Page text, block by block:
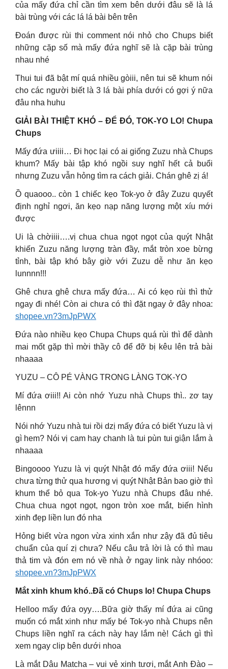
của mấy đứa chỉ cần tìm xem bên dưới đâu sẽ là lá
bài trùng với các lá lá bài bên trên
Đoán được rùi thi comment nói nhỏ cho Chups biết
những cặp số mà mấy đứa nghĩ sẽ là cặp bài trùng
nhau nhé
Thui tui đã bật mí quá nhiều gòiii, nên tui sẽ khum nói
cho các người biết là 3 lá bài phía dưới có gợi ý nữa
đâu nha huhu
GIẢI BÀI THIỆT KHÓ – ĐỂ ĐÓ, TOK-YO LO! Chupa
Chups
Mấy đứa ưiiii… Đi học lại có ai giống Zuzu nhà Chups
khum? Mấy bài tập khó ngồi suy nghĩ hết cả buổi
nhưng Zuzu vẫn hỏng tìm ra cách giải. Chán ghê zị á!
Ồ quaooo.. còn 1 chiếc kẹo Tok-yo ở đây Zuzu quyết
định nghỉ ngơi, ăn kẹo nạp năng lượng một xíu mới
được
Ui là chờiiii….vị chua chua ngọt ngọt của quýt Nhật
khiến Zuzu năng lượng tràn đầy, mắt tròn xoe bừng
tỉnh, bài tập khó bây giờ với Zuzu dễ như ăn kẹo
lunnnn!!!
Ghê chưa ghê chưa mấy đứa… Ai có kẹo rùi thì thử
ngay đi nhé! Còn ai chưa có thì đặt ngay ở đây nhoa:
shopee.vn?3mJpPWX
Đứa nào nhiều kẹo Chupa Chups quá rùi thì để dành
mai mốt gặp thì mời thầy cô để đỡ bị kêu lên trả bài
nhaaaa
YUZU – CÔ PÉ VÀNG TRONG LÀNG TOK-YO
Mí đứa ơiii!! Ai còn nhớ Yuzu nhà Chups thì.. zơ tay
lênnn
Nói nhớ Yuzu nhà tui rồi dzị mấy đứa có biết Yuzu là vị
gì hem? Nói vị cam hay chanh là tui pùn tui giận lắm à
nhaaaa
Bingoooo Yuzu là vị quýt Nhật đó mấy đứa ơiii! Nếu
chưa từng thử qua hương vị quýt Nhật Bản bao giờ thì
khum thể bỏ qua Tok-yo Yuzu nhà Chups đâu nhé.
Chua chua ngọt ngọt, ngon tròn xoe mắt, biến hình
xinh đẹp liền lun đó nha
Hỏng biết vừa ngon vừa xinh xắn như zậy đã đủ tiêu
chuẩn của quí zị chưa? Nếu câu trả lời là có thì mau
thả tim và đón em nó về nhà ở ngay link này nhóoo:
shopee.vn?3mJpPWX
Mắt xinh khum khó..Đã có Chups lo! Chupa Chups
Helloo mấy đứa oyy….Bữa giờ thấy mí đứa ai cũng
muốn có mắt xinh như mấy bé Tok-yo nhà Chups nên
Chups liền nghĩ ra cách này hay lắm nè! Cách gì thì
xem ngay clip bên dưới nhoa
Là mắt Dâu Matcha – vui vẻ xinh tươi, mắt Anh Đào –